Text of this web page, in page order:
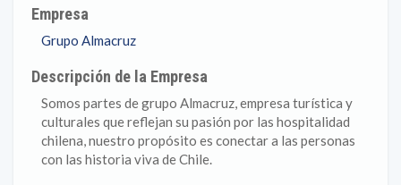
Empresa
Grupo Almacruz
Descripción de la Empresa
Somos partes de grupo Almacruz, empresa turística y
culturales que reflejan su pasión por las hospitalidad
chilena, nuestro propósito es conectar a las personas
con las historia viva de Chile.